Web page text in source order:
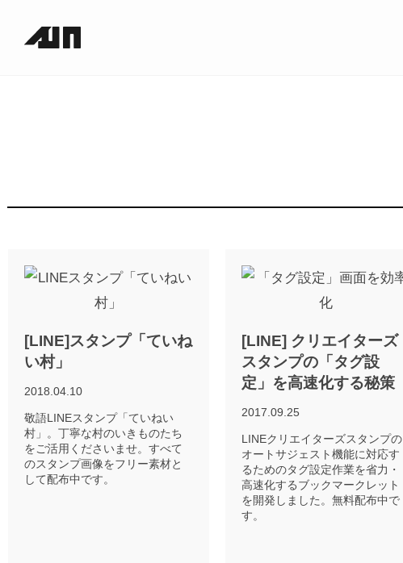
[LINE]スタンプ「ていね
い村」
2018.04.10
敬語LINEスタンプ「ていねい
村」。丁寧な村のいきものたち
をご活用くださいませ。すべて
のスタンプ画像をフリー素材と
して配布中です。
[LINE] クリエイターズ
スタンプの「タグ設
定」を高速化する秘策
2017.09.25
LINEクリエイターズスタンプの
オートサジェスト機能に対応す
るためのタグ設定作業を省力・
高速化するブックマークレット
を開発しました。無料配布中で
す。